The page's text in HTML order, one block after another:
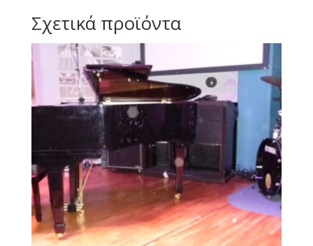
Σχετικά προϊόντα